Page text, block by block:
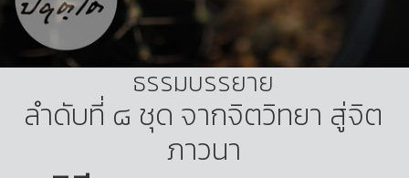
ธรรมบรรยาย
ลำดับที่ ๘ ชุด จากจิตวิทยา สู่จิต
ภาวนา